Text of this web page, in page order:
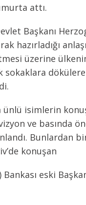
attı.
Başkanı
hazırladığı
üzerine
sokaklara
isimlerin
ve basında
Bunlardan
konuşan
eski